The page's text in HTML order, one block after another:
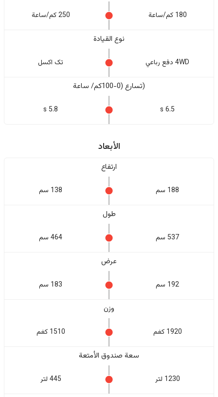
180 كم/ساعة 250 كم/ساعة
نوع القيادة
4WD دفع رباعي تک اکسل
(تسارع (0-100كم/ ساعة
6.5 s
5.8 s
الأبعاد
ارتفاع
188 سم 138 سم
طول
537 سم 464 سم
عرض
192 سم 183 سم
وزن
1920 كغم 1510 كغم
سعة صندوق الأمتعة
1230 لتر 445 لتر